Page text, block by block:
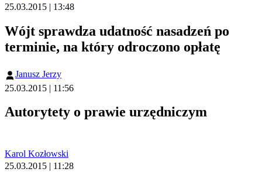
25.03.2015 | 13:48
Wójt sprawdza udatność nasadzeń po
terminie, na który odroczono opłatę
Janusz Jerzy
25.03.2015 | 11:56
Autorytety o prawie urzędniczym
Karol Kozłowski
25.03.2015 | 11:28